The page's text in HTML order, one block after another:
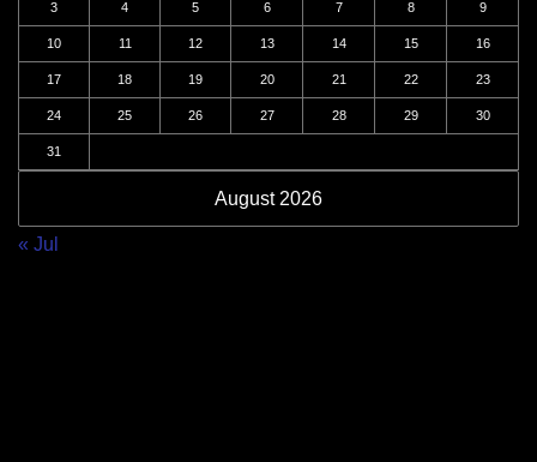
August 2026
3 4 5 6 7 8 9
10 11 12 13 14 15 16
17 18 19 20 21 22 23
24 25 26 27 28 29 30
31
« Jul